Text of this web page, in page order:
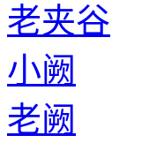
老夹谷
小阙
老阙